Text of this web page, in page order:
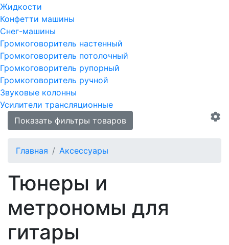
Жидкости
Конфетти машины
Снег-машины
Громкоговоритель настенный
Громкоговоритель потолочный
Громкоговоритель рупорный
Громкоговоритель ручной
Звуковые колонны
Усилители трансляционные
Показать фильтры товаров
Главная Аксессуары
Тюнеры и
метрономы для
гитары